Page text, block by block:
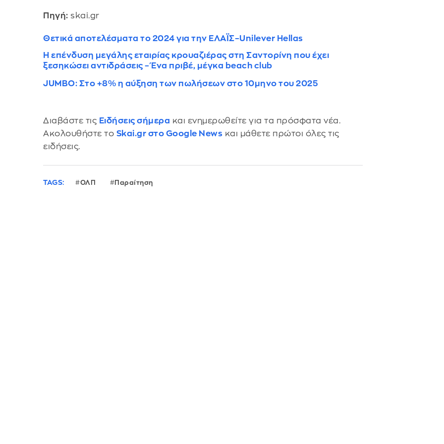
Πηγή: skai.gr
Θετικά αποτελέσματα το 2024 για την ΕΛΑΪΣ–Unilever Hellas
Η επένδυση μεγάλης εταιρίας κρουαζιέρας στη Σαντορίνη που έχει
ξεσηκώσει αντιδράσεις – Ένα πριβέ, μέγκα beach club
JUMBO: Στο +8% η αύξηση των πωλήσεων στο 10μηνο του 2025
Διαβάστε τις Ειδήσεις σήμερα και ενημερωθείτε για τα πρόσφατα νέα.
Ακολουθήστε το Skai.gr στο Google News και μάθετε πρώτοι όλες τις
ειδήσεις.
TAGS: ΟΛΠ Παραίτηση